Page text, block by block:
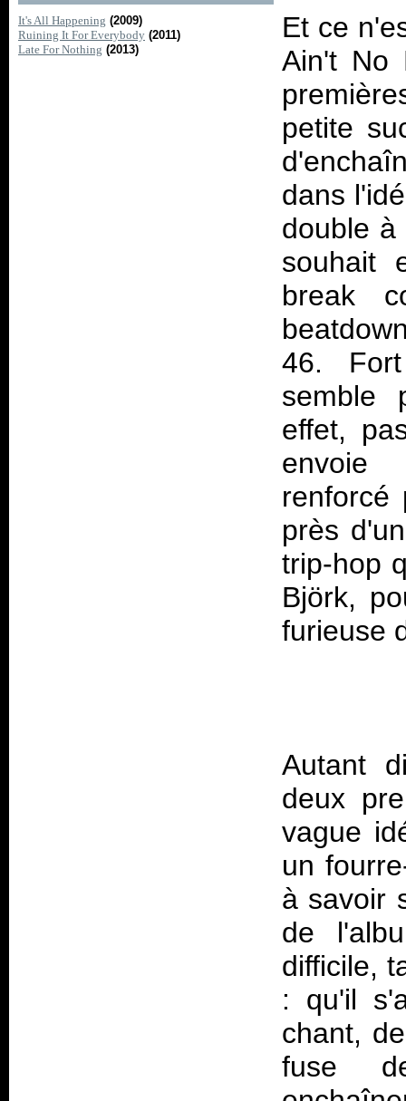
It's All Happening (2009)
Ruining It For Everybody (2011)
Late For Nothing (2013)
Et ce
Ain't No
petite
dans
double
souhait
break
46.
semble
effet,
envoie
renforcé
près
trip-hop
Björk,
Autant
deux
vague
un
à savoir
de
difficile,
: qu'il
chant,
fuse